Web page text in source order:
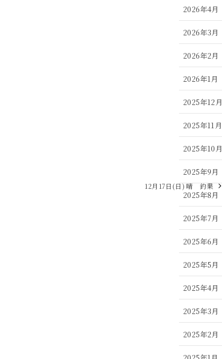
12月17日(日) 晴 釣果
2026年4月
2026年3月
2026年2月
2026年1月
2025年12月
2025年11月
2025年10月
2025年9月
2025年8月
2025年7月
2025年6月
2025年5月
2025年4月
2025年3月
2025年2月